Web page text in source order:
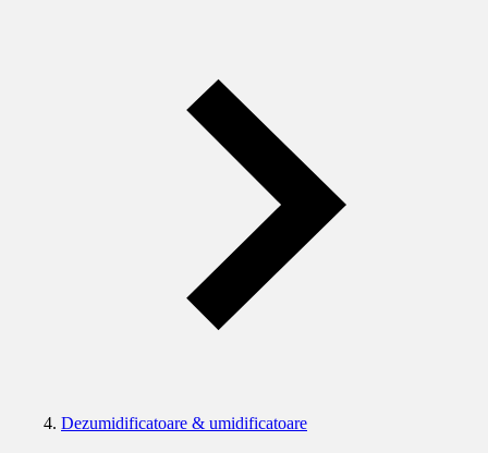
Dezumidificatoare & umidificatoare